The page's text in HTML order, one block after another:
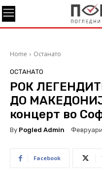
Home Останато
ОСТАНАТО
РОК
ДО
концерт во
By Pogled Admin Февруари
Facebook